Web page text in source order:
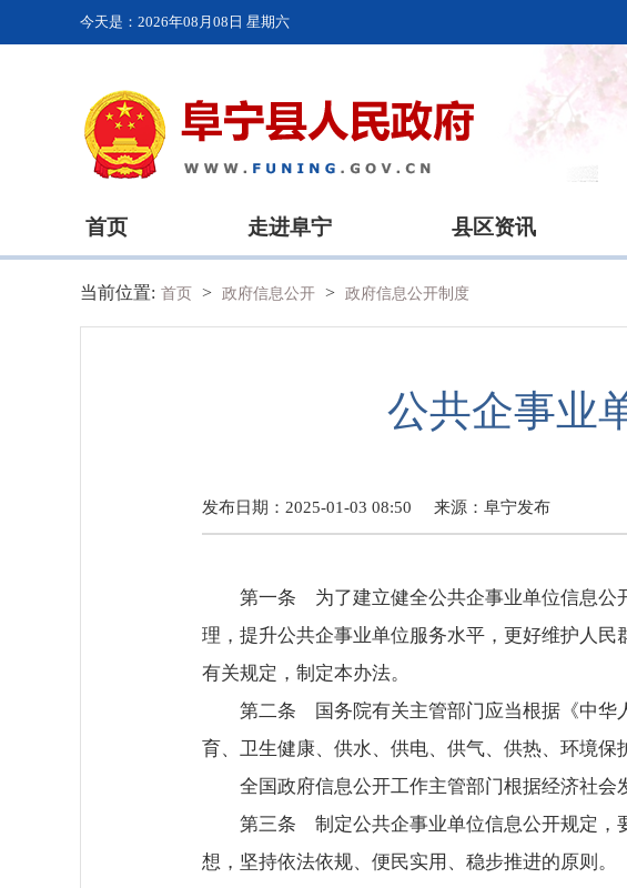
今天是： 2026年08月08日 星期六
首页 走进阜宁 县区资讯
当前位置: 首页 > 政府信息公开 > 政府信息公开制度
公共企事业
发布日期：2025-01-03 08:50 来源： 阜宁发布
第一条 为了建立健全公共企事业单位信息公
理，提升公共企事业单位服务水平，更好维护人民
有关规定，制定本办法。
第二条 国务院有关主管部门应当根据《中华
育、卫生健康、供水、供电、供气、供热、环境保
全国政府信息公开工作主管部门根据经济社会
第三条 制定公共企事业单位信息公开规定，
想，坚持依法依规、便民实用、稳步推进的原则。